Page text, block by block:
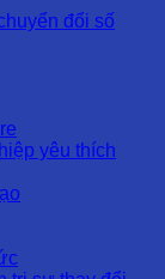
đổi số
yêu thích